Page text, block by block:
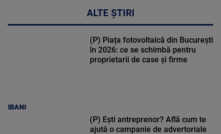
ALTE ȘTIRI
IBANI
(P) Piața fotovoltaică din București
în 2026: ce se schimbă pentru
proprietarii de case și firme
(P) Ești antreprenor? Află cum te
ajută o campanie de advertoriale